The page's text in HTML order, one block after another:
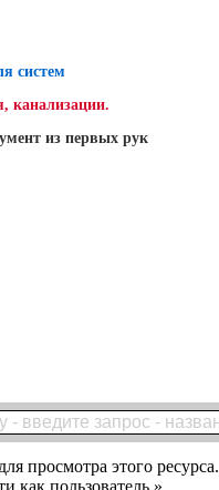
систем
канализации.
из первых рук
просмотра этого ресурса.
как пользователь.»